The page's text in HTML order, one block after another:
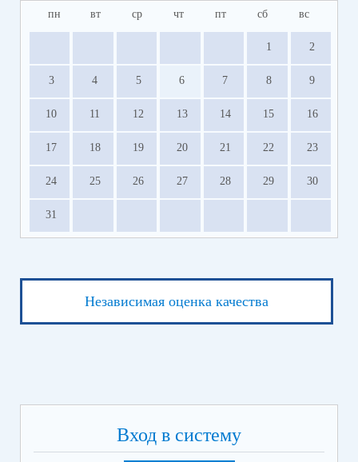
пн вт ср чт пт сб вс
1 2
3 4 5 6 7 8 9
10 11 12 13 14 15 16
17 18 19 20 21 22 23
24 25 26 27 28 29 30
31
Независимая оценка качества
Вход в систему